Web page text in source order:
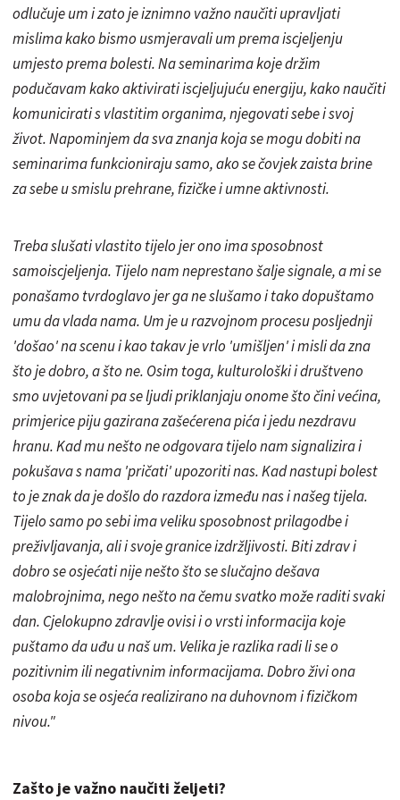
odlučuje um i zato je iznimno važno naučiti upravljati
mislima kako bismo usmjeravali um prema iscjeljenju
umjesto prema bolesti. Na seminarima koje držim
podučavam kakoaktiviratiiscjeljujuću energiju, kako naučiti
komunicirati s vlastitim organima, njegovati sebe i svoj
život. Napominjem da svaznanjakoja se mogu dobiti na
seminarima funkcioniraju samo, ako se čovjek zaista brine
za sebe usmisluprehrane, fizičke i umne aktivnosti.
Treba slušati vlastito tijelo jer ono ima sposobnost
samoiscjeljenja. Tijelo nam neprestano šalje signale, a mi se
ponašamo tvrdoglavo jer ga ne slušamo itakodopuštamo
umu da vlada nama. Um je u razvojnom procesu posljednji
'došao' na scenu i kao takav je vrlo 'umišljen' i misli da zna
što je dobro, a što ne. Osim toga, kulturološki i društveno
smo uvjetovani pa se ljudi priklanjaju onome što čini većina,
primjerice piju gazirana zašećerena pića i jedu nezdravu
hranu. Kad mu nešto ne odgovara tijelo nam signalizira i
pokušava s nama 'pričati' upozoriti nas. Kad nastupi bolest
to je znak da je došlo do razdora između nas i našeg tijela.
Tijelo samo po sebi ima veliku sposobnost prilagodbe i
preživljavanja, ali i svoje granice izdržljivosti. Biti zdrav i
dobro se osjećati nije nešto što se slučajno dešava
malobrojnima, nego nešto na čemu svatko može raditi svaki
dan. Cjelokupno zdravlje ovisi i o vrsti informacija koje
puštamo da uđu u naš um. Velika je razlika radi li se o
pozitivnim ili negativnim informacijama. Dobro živi ona
osoba koja se osjeća realizirano na duhovnom i fizičkom
nivou."
Zašto je važno naučiti željeti?